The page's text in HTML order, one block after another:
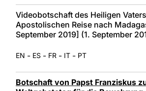
Videobotschaft des Heiligen
Apostolischen Reise nach
September 2019] (1. September
EN - ES - FR - IT - PT
Botschaft von Papst Franziskus